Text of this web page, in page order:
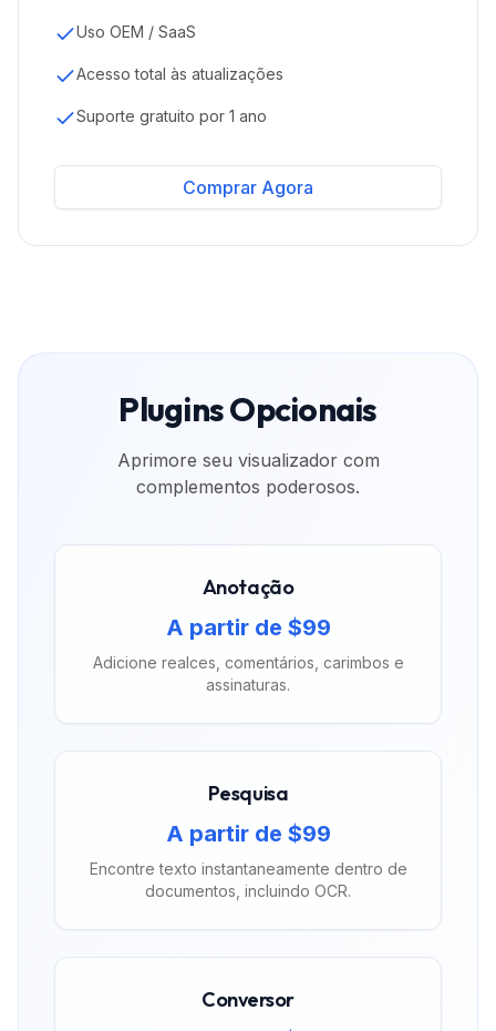
Uso OEM / SaaS
Acesso total às atualizações
Suporte gratuito por 1 ano
Comprar Agora
Plugins Opcionais
Aprimore seu visualizador com
complementos poderosos.
Anotação
A partir de $99
Adicione realces, comentários, carimbos e
assinaturas.
Pesquisa
A partir de $99
Encontre texto instantaneamente dentro de
documentos, incluindo OCR.
Conversor